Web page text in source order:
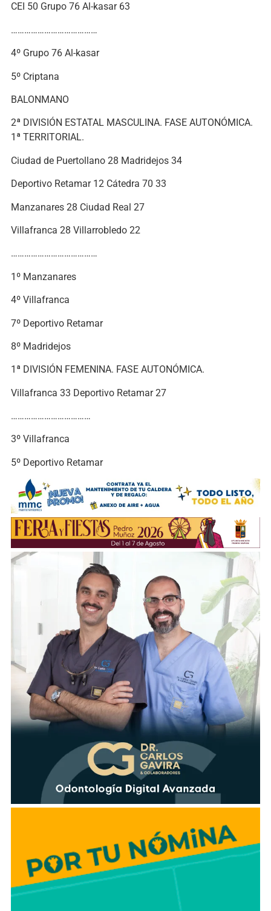
CEI 50 Grupo 76 Al-kasar 63
…………………………………
4º Grupo 76 Al-kasar
5º Criptana
BALONMANO
2ª DIVISIÓN ESTATAL MASCULINA. FASE AUTONÓMICA.
1ª TERRITORIAL.
Ciudad de Puertollano 28 Madridejos 34
Deportivo Retamar 12 Cátedra 70 33
Manzanares 28 Ciudad Real 27
Villafranca 28 Villarrobledo 22
…………………………………
1º Manzanares
4º Villafranca
7º Deportivo Retamar
8º Madridejos
1ª DIVISIÓN FEMENINA. FASE AUTONÓMICA.
Villafranca 33 Deportivo Retamar 27
………………………………
3º Villafranca
5º Deportivo Retamar